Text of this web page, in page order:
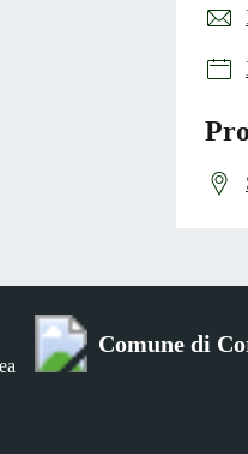
Comune di